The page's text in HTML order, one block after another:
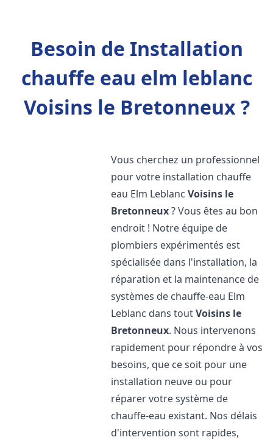
Besoin de Installation
chauffe eau elm leblanc
Voisins le Bretonneux ?
Vous cherchez un professionnel
pour votre installation chauffe
eau Elm LeblancVoisins le
Bretonneux? Vous êtes au bon
endroit ! Notre équipe de
plombiers expérimentés est
spécialisée dans l'installation, la
réparation et la maintenance de
systèmes de chauffe-eau Elm
Leblanc dans toutVoisins le
Bretonneux. Nous intervenons
rapidement pour répondre à vos
besoins, que ce soit pour une
installation neuve ou pour
réparer votre système de
chauffe-eau existant. Nos délais
d'intervention sont rapides,